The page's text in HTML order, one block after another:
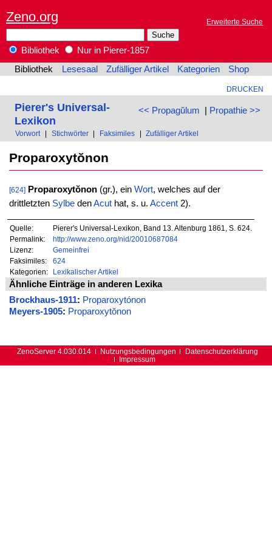
Zeno.org Erweiterte Suche
Bibliothek
Nur in Pierer-1857
Bibliothek
Lesesaal Zufälliger Artikel Kategorien Shop
DRUCKEN
<< Propagŭlum | Propathie >>
Pierer's Universal-
Lexikon
Vorwort Stichwörter Faksimiles Zufälliger Artikel
Proparoxytŏnon
[624] Proparoxytŏnon(gr.), ein Wort, welches auf der
drittletzten SylbedenAcuthat, s. u. Accent2).
Quelle:
Pierer's Universal-Lexikon, Band 13. Altenburg 1861, S. 624.
Permalink:
http://www.zeno.org/nid/20010687084
Lizenz:
Gemeinfrei
Faksimiles:
624
Kategorien:
Lexikalischer Artikel
Ähnliche Einträge in anderen Lexika
Brockhaus-1911: Proparoxytónon
Meyers-1905: Proparoxytŏnon
ZenoServer 4.030.014 Nutzungsbedingungen
Datenschutzerklärung
Impressum